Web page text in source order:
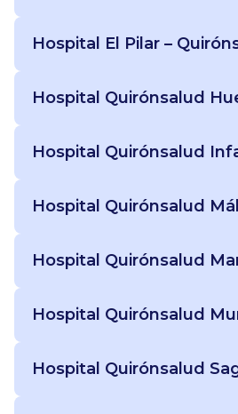
Hospital El Pilar –
Hospital Quirónsalud
Hospital Quirónsalud
Hospital Quirónsalud
Hospital Quirónsalud
Hospital Quirónsalud
Hospital Quirónsalud